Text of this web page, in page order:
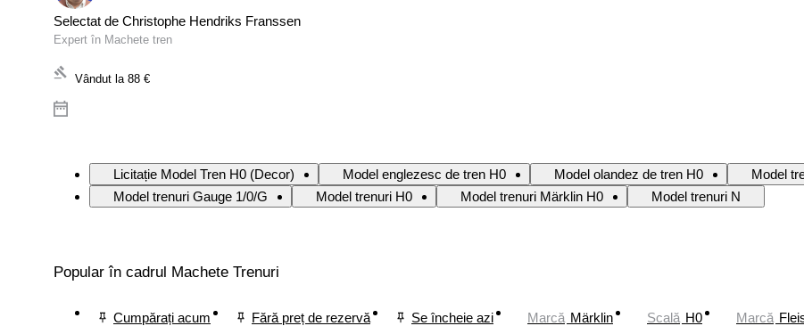
Selectat de Christophe Hendriks Franssen
Expert în Machete tren
Vândut la 88 €
Licitație Model Tren H0 (Decor) Model englezesc de tren H0 Model olandez de tren H0
Model
Model trenuri Gauge 1/0/G
Model trenuri H0 Model trenuri Märklin H0 Model trenuri N
Popular în cadrul Machete Trenuri
Cumpărați acum Fără preț de rezervă Se încheie azi Marcă Märklin Scală H0 Marcă